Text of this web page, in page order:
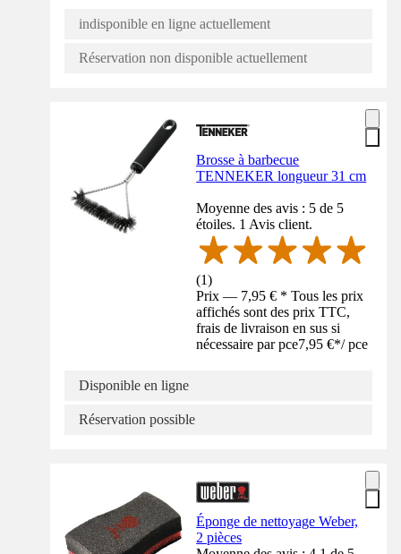
indisponible en ligne actuellement
Réservation non disponible actuellement
Brosse à barbecue
TENNEKER longueur 31 cm
Moyenne des avis : 5 de 5
étoiles. 1 Avis client.
(1)
Prix — 7,95 € * Tous les prix
affichés sont des prix TTC,
frais de livraison en sus si
nécessaire par pce7,95 €*/ pce
Disponible en ligne
Réservation possible
Éponge de nettoyage Weber,
2 pièces